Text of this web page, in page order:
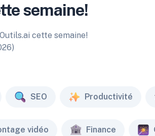
semaine!
cette semaine!
SEO Productivité
vidéo Finance